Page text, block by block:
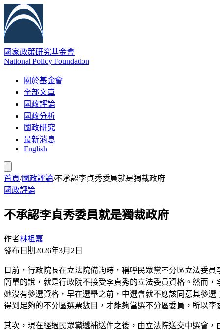
國家政策研究基金會
National Policy Foundation
關於基金會
全部文章
國政評論
國政分析
國政研究
最新消息
English
首頁/國政評論/不承認李貞秀委員就是獨裁政府
國政評論
不承認李貞秀委員就是獨裁政府
作者林祖嘉
發布日期2026年3月2日
日前，行政院長在立法院備詢時，稱呼民眾黨不分區立法委
簡單的說，就是行政院不接受李貞秀的立法委員資格。然而
她沒有參選資格，早在選舉之前，中選會就不應該同意其參
得到足夠的不分區選票數目，才能夠當選不分區委員，所以
其次，現在經過民眾黨遞補送件之後，由立法院送交中選會